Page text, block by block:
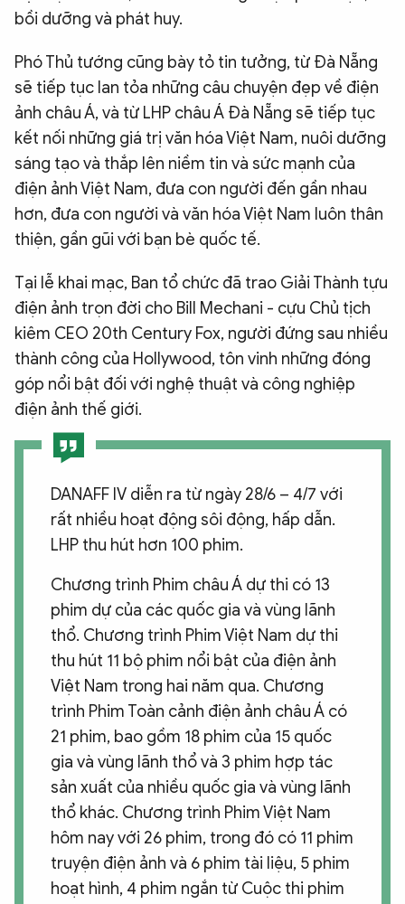
bồi dưỡng và phát huy.
Phó Thủ tướng cũng bày tỏ tin tưởng, từ Đà Nẵng
sẽ tiếp tục lan tỏa những câu chuyện đẹp về điện
ảnh châu Á, và từ LHP châu Á Đà Nẵng sẽ tiếp tục
kết nối những giá trị văn hóa Việt Nam, nuôi dưỡng
sáng tạo và thắp lên niềm tin và sức mạnh của
điện ảnh Việt Nam, đưa con người đến gần nhau
hơn, đưa con người và văn hóa Việt Nam luôn thân
thiện, gần gũi với bạn bè quốc tế.
Tại lễ khai mạc, Ban tổ chức đã trao Giải Thành tựu
điện ảnh trọn đời cho Bill Mechani - cựu Chủ tịch
kiêm CEO 20th Century Fox, người đứng sau nhiều
thành công của Hollywood, tôn vinh những đóng
góp nổi bật đối với nghệ thuật và công nghiệp
điện ảnh thế giới.
DANAFF IV diễn ra từ ngày 28/6 – 4/7 với
rất nhiều hoạt động sôi động, hấp dẫn.
LHP thu hút hơn 100 phim.
Chương trình Phim châu Á dự thi có 13
phim dự của các quốc gia và vùng lãnh
thổ. Chương trình Phim Việt Nam dự thi
thu hút 11 bộ phim nổi bật của điện ảnh
Việt Nam trong hai năm qua. Chương
trình Phim Toàn cảnh điện ảnh châu Á có
21 phim, bao gồm 18 phim của 15 quốc
gia và vùng lãnh thổ và 3 phim hợp tác
sản xuất của nhiều quốc gia và vùng lãnh
thổ khác. Chương trình Phim Việt Nam
hôm nay với 26 phim, trong đó có 11 phim
truyện điện ảnh và 6 phim tài liệu, 5 phim
hoạt hình, 4 phim ngắn từ Cuộc thi phim